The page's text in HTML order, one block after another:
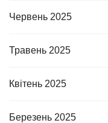
Червень 2025
Травень 2025
Квітень 2025
Березень 2025